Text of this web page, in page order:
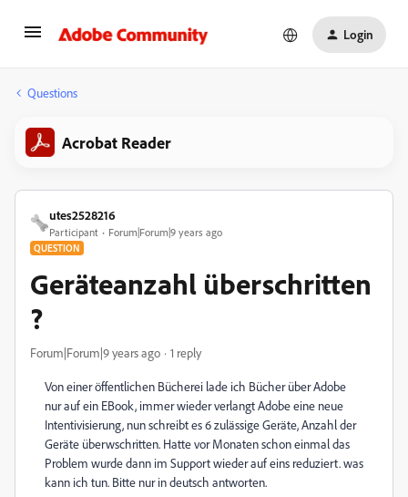
Login
Questions
Acrobat Reader
utes2528216
Participant Forum|Forum|9 years ago
QUESTION
Geräteanzahl überschritten
?
Forum|Forum|9 years ago 1 reply
Von einer öffentlichen Bücherei lade ich Bücher über Adobe
nur auf ein EBook, immer wieder verlangt Adobe eine neue
Intentivisierung, nun schreibt es 6 zulässige Geräte, Anzahl der
Geräte überwschritten. Hatte vor Monaten schon einmal das
Problem wurde dann im Support wieder auf eins reduziert. was
kann ich tun. Bitte nur in deutsch antworten.